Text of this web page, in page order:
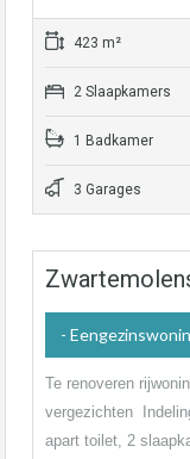
423 m²
2 Slaapkamers
1 Badkamer
3 Garages
-
Te renoveren
vergezichten
apart toilet, 2